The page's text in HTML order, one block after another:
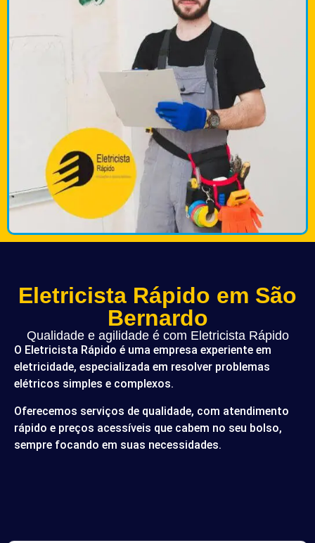
Eletricista Rápido em São
Bernardo
Qualidade e agilidade é com Eletricista Rápido
O Eletricista Rápido é uma empresa experiente em
eletricidade, especializada em resolver problemas
elétricos simples e complexos.
Oferecemos serviços de qualidade, com atendimento
rápido e preços acessíveis que cabem no seu bolso,
sempre focando em suas necessidades.